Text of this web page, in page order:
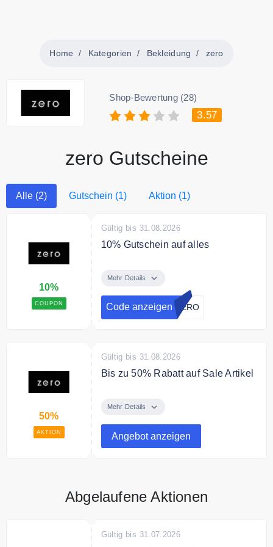
Home Kategorien Bekleidung zero
Shop-Bewertung (28)
3.57
zero Gutscheine
Alle (2) Gutschein (1) Aktion (1)
10%
COUPON
Gültig bis 31.08.2026
10% Gutschein auf alles
Anmeldung zum Newsletter
Mehr Details
Code anzeigen ZERO
50%
AKTION
Gültig bis 31.08.2026
Bis zu 50% Rabatt auf Sale Artikel
Mehr Details
Angebot anzeigen
Abgelaufene Aktionen
Gültig bis 31.07.2026